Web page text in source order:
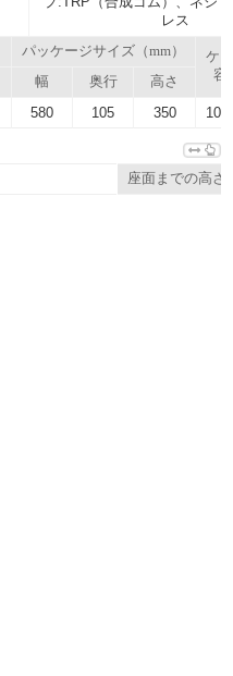
レス
パッケージサイズ（mm）
ケ
容
幅 奥行 高さ
580 105 350
座面までの高さ